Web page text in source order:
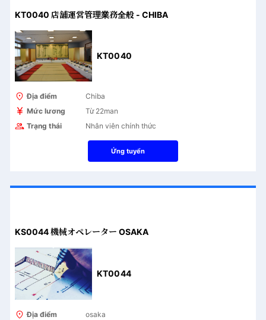
KT0040 店舗運営管理業務全般 - CHIBA
KT0040
Địa điểm
Chiba
Mức lương
Từ 22man
Trạng thái
Nhân viên chính thức
Ứng tuyển
KS0044 機械オペレーター OSAKA
KT0044
Địa điểm
osaka